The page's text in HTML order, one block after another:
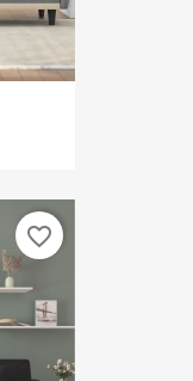
favorite_border